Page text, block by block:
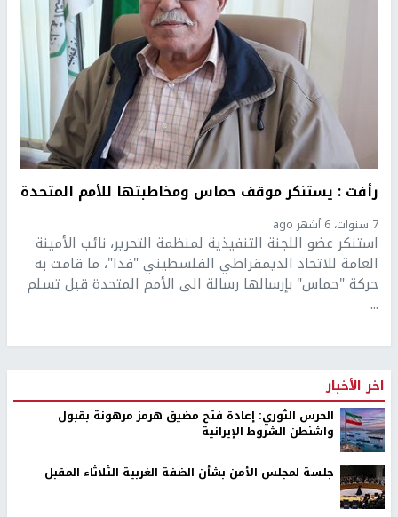
رأفت : يستنكر موقف حماس ومخاطبتها للأمم المتحدة
7 سنوات، 6 أشهر ago
استنكر عضو اللجنة التنفيذية لمنظمة التحرير، نائب الأمينة
العامة للاتحاد الديمقراطي الفلسطيني "فدا"، ما قامت به
حركة "حماس" بإرسالها رسالة الى الأمم المتحدة قبل تسلم
...
اخر الأخبار
الحرس الثوري: إعادة فتح مضيق هرمز مرهونة بقبول
واشنطن الشروط الإيرانية
جلسة لمجلس الأمن بشأن الضفة الغربية الثلاثاء المقبل